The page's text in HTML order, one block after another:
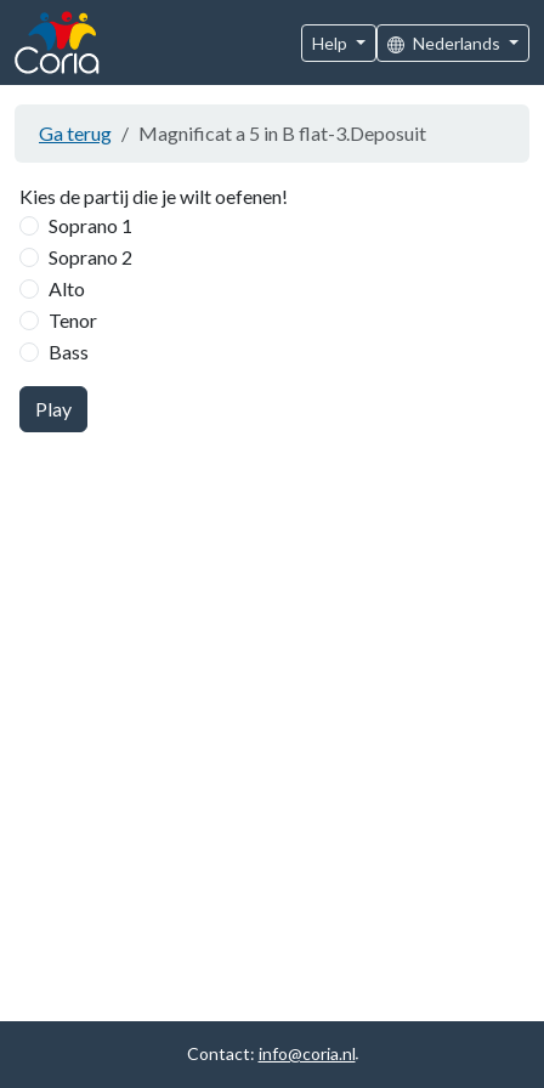
Help Nederlands
Ga terug Magnificat a 5 in B flat-3.Deposuit
Kies de partij die je wilt oefenen!
Soprano 1
Soprano 2
Alto
Tenor
Bass
Play
Contact: info@coria.nl.